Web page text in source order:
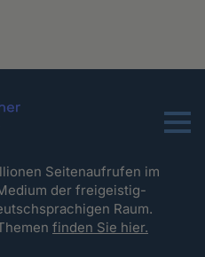
Menu
Seitenaufrufen im
der freigeistig-
Raum.
finden Sie hier.